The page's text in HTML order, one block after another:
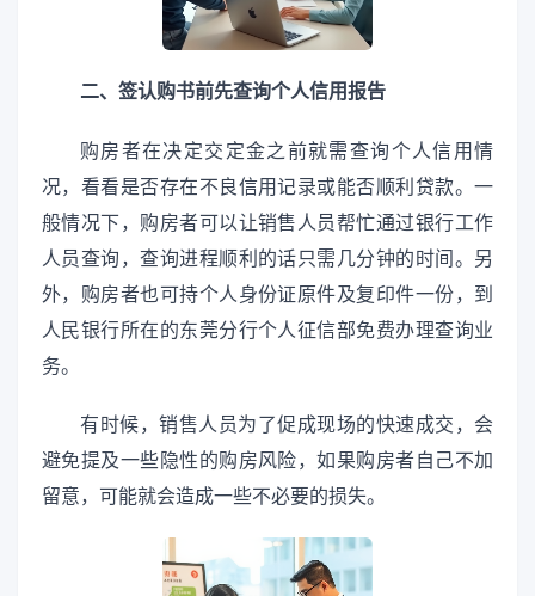
二、签认购书前先查询个人信用报告
购房者在决定交定金之前就需查询个人信用情
况，看看是否存在不良信用记录或能否顺利贷款。一
般情况下，购房者可以让销售人员帮忙通过银行工作
人员查询，查询进程顺利的话只需几分钟的时间。另
外，购房者也可持个人身份证原件及复印件一份，到
人民银行所在的东莞分行个人征信部免费办理查询业
务。
有时候，销售人员为了促成现场的快速成交，会
避免提及一些隐性的购房风险，如果购房者自己不加
留意，可能就会造成一些不必要的损失。